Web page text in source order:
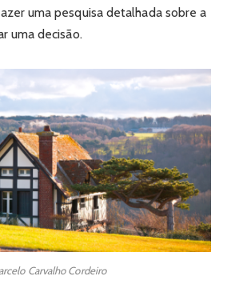
uma pesquisa detalhada sobre a
uma decisão.
Carvalho Cordeiro